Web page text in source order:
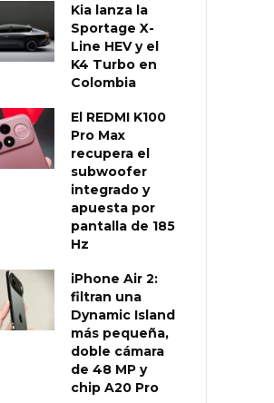
Kia lanza la
Sportage X-
Line HEV y el
K4 Turbo en
Colombia
El REDMI K100
Pro Max
recupera el
subwoofer
integrado y
apuesta por
pantalla de 185
Hz
iPhone Air 2:
filtran una
Dynamic Island
más pequeña,
doble cámara
de 48 MP y
chip A20 Pro